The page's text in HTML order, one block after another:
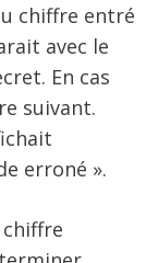
chiffre entré
avec le
En cas
suivant.
erroné ».